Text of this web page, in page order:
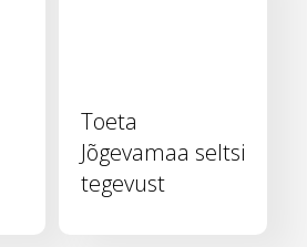
Toeta
Jõgevamaa seltsi
tegevust